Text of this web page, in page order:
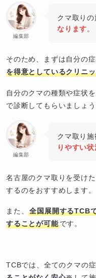
編集部
クマ取り
なります。
そのため、まずは自分の
を得意としているクリニ
自分のクマの種類や症状
で診断してもらいましょう
編集部
クマ取り
りやすい状
名古屋のクマ取りを受けた
するのをおすすめします。
また、全国展開するTCB
することが可能です。
TCBでは、全てのクマの